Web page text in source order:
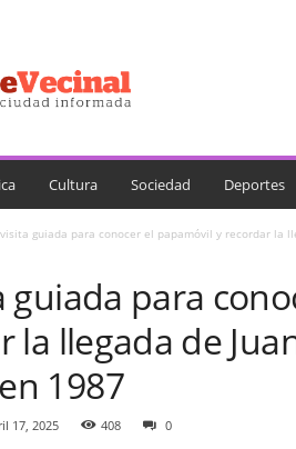
Cultura Sociedad Deportes
guiada para conocer el papamóvil y recordar la
guiada para
la llegada de
1987
17, 2025 408 0